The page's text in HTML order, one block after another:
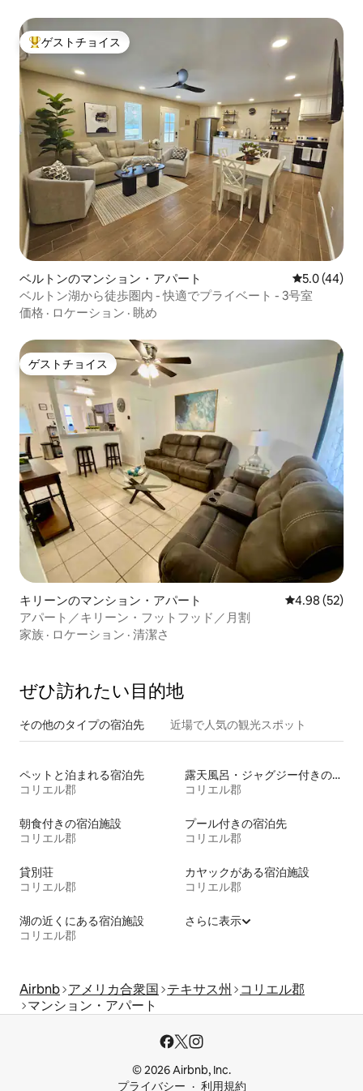
大好評のゲストチョイスです。
ゲストチョイス
ベルトンのマンション・アパート レビュー44
5.0 (44)
ベルトン湖から徒歩圏内 - 快適でプライベート - 3号室
価格 · ロケーション · 眺め
ゲストチョイス
ゲストチョイス
キリーンのマンション・アパート レビュー52
4.98 (52)
アパート／キリーン・フットフッド／月割
家族 · ロケーション · 清潔さ
ぜひ訪⁠れ⁠た⁠い目⁠的⁠地
その他のタ⁠イ⁠プ⁠の宿⁠泊⁠先 近場で人気の観光スポット
ペットと泊まれる宿泊先
コリエル郡
露天風呂・ジャグジー付きの宿泊施設
コリエル郡
朝食付きの宿泊施設
コリエル郡
プール付きの宿泊先
コリエル郡
貸別荘
コリエル郡
カヤックがある宿泊施設
コリエル郡
湖の近くにある宿泊施設
コリエル郡
さらに表示
Airbnb アメリカ合衆国 テキサス州
コリエル郡
マンション・アパート
© 2026 Airbnb, Inc.
プライバシー
利用規約